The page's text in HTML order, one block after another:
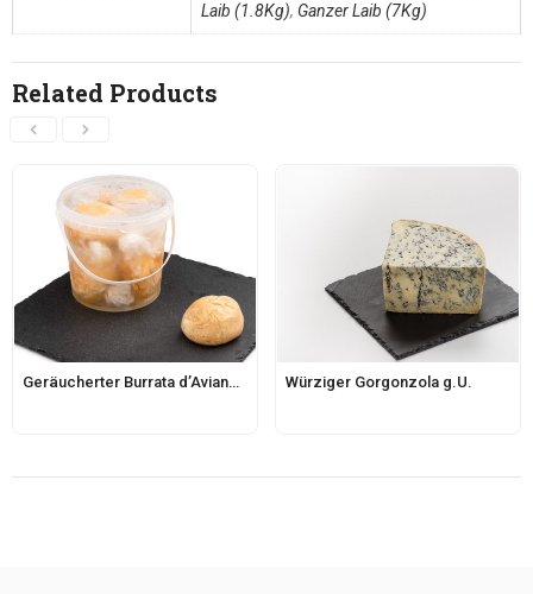
Laib (1.8Kg), Ganzer Laib (7Kg)
Related Products
Geräucherter Burrata d’Aviano 150g Würziger Gorgonzola g.U.